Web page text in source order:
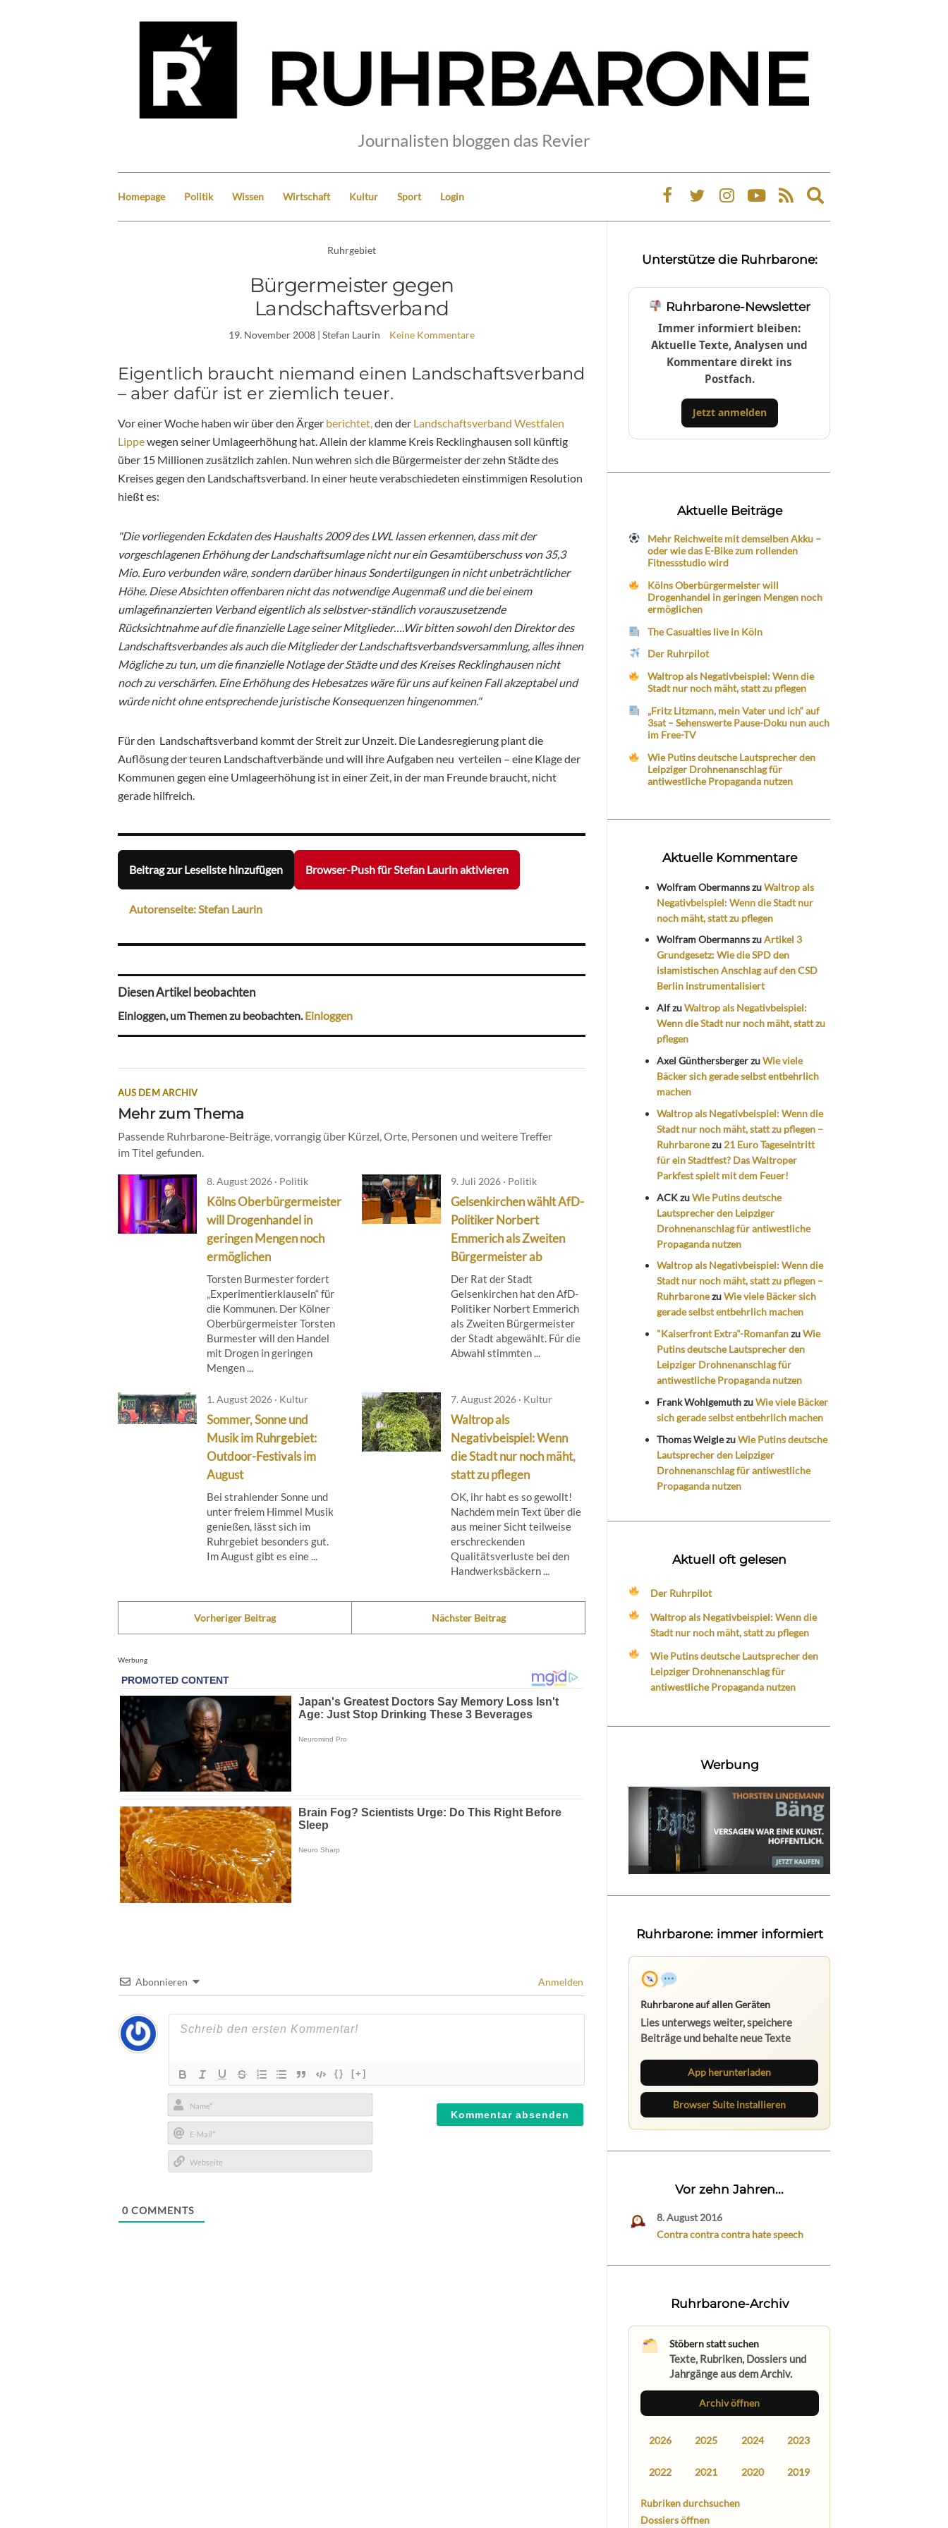
Journalisten bloggen das Revier
Homepage Politik Wissen Wirtschaft Kultur Sport Login
Expand
search
Ruhrgebiet
Bürgermeister gegen
Landschaftsverband
19. November 2008 | Stefan Laurin Keine Kommentare
Eigentlich braucht niemand einen Landschaftsverband
– aber dafür ist er ziemlich teuer.
Vor einer Woche haben wir über den Ärger berichtet, den der Landschaftsverband Westfalen
Lippewegen seiner Umlageerhöhung hat. Allein der klamme Kreis Recklinghausen soll künftig
über 15 Millionen zusätzlich zahlen. Nun wehren sich die Bürgermeister der zehn Städte des
Kreises gegen den Landschaftsverband. In einer heute verabschiedeten einstimmigen Resolution
hießt es:
"Die vorliegenden Eckdaten des Haushalts 2009 des LWL lassen erkennen, dass mit der
vorgeschlagenen Erhöhung der Landschaftsumlage nicht nur ein Gesamtüberschuss von 35,3
Mio. Euro verbunden wäre, sondern darüber hinaus Sondertilgungen in nicht unbeträchtlicher
Höhe. Diese Absichten offenbaren nicht das notwendige Augenmaß und die bei einem
umlagefinanzierten Verband eigentlich als selbstver-ständlich vorauszusetzende
Rücksichtnahme auf die finanzielle Lage seiner Mitglieder….Wir bitten sowohl den Direktor des
Landschaftsverbandes als auch die Mitglieder der Landschaftsverbandsversammlung, alles ihnen
Mögliche zu tun, um die finanzielle Notlage der Städte und des Kreises Recklinghausen nicht
noch zu verschärfen. Eine Erhöhung des Hebesatzes wäre für uns auf keinen Fall akzeptabel und
würde nicht ohne entsprechende juristische Konsequenzen hingenommen."
Für den Landschaftsverband kommt der Streit zur Unzeit. Die Landesregierung plant die
Auflösung der teuren Landschaftverbände und will ihre Aufgaben neu verteilen – eine Klage der
Kommunen gegen eine Umlageerhöhung ist in einer Zeit, in der man Freunde braucht, nicht
gerade hilfreich.
Beitrag zur Leseliste hinzufügen Browser-Push für Stefan Laurin aktivieren
Autorenseite: Stefan Laurin
Diesen Artikel beobachten
Einloggen, um Themen zu beobachten.Einloggen
AUS DEM ARCHIV
Mehr zum Thema
Passende Ruhrbarone-Beiträge, vorrangig über Kürzel, Orte, Personen und weitere Treffer
im Titel gefunden.
8. August 2026 · Politik
Kölns Oberbürgermeister
will Drogenhandel in
geringen Mengen noch
ermöglichen
Torsten Burmester fordert
„Experimentierklauseln“ für
die Kommunen. Der Kölner
Oberbürgermeister Torsten
Burmester will den Handel
mit Drogen in geringen
Mengen ...
9. Juli 2026 · Politik
Gelsenkirchen wählt AfD-
Politiker Norbert
Emmerich als Zweiten
Bürgermeister ab
Der Rat der Stadt
Gelsenkirchen hat den AfD-
Politiker Norbert Emmerich
als Zweiten Bürgermeister
der Stadt abgewählt. Für die
Abwahl stimmten ...
1. August 2026 · Kultur
Sommer, Sonne und
Musik im Ruhrgebiet:
Outdoor-Festivals im
August
Bei strahlender Sonne und
unter freiem Himmel Musik
genießen, lässt sich im
Ruhrgebiet besonders gut.
Im August gibt es eine ...
7. August 2026 · Kultur
Waltrop als
Negativbeispiel: Wenn
die Stadt nur noch mäht,
statt zu pflegen
OK, ihr habt es so gewollt!
Nachdem mein Text über die
aus meiner Sicht teilweise
erschreckenden
Qualitätsverluste bei den
Handwerksbäckern ...
Vorheriger Beitrag Nächster Beitrag
Werbung
Abonnieren Anmelden
{} [+]
Name*
E-
Mail*
0 COMMENTS
Unterstütze die Ruhrbarone:
Ruhrbarone-Newsletter
Immer informiert bleiben:
Aktuelle Texte, Analysen und
Kommentare direkt ins
Postfach.
Jetzt anmelden
Aktuelle Beiträge
Mehr Reichweite mit demselben Akku –
oder wie das E-Bike zum rollenden
Fitnessstudio wird
Kölns Oberbürgermeister will
Drogenhandel in geringen Mengen noch
ermöglichen
The Casualties live in Köln
Der Ruhrpilot
Waltrop als Negativbeispiel: Wenn die
Stadt nur noch mäht, statt zu pflegen
„Fritz Litzmann, mein Vater und ich“ auf
3sat – Sehenswerte Pause-Doku nun auch
im Free-TV
Wie Putins deutsche Lautsprecher den
Leipziger Drohnenanschlag für
antiwestliche Propaganda nutzen
Aktuelle Kommentare
Wolfram ObermannszuWaltrop als
Negativbeispiel: Wenn die Stadt nur
noch mäht, statt zu pflegen
Wolfram ObermannszuArtikel 3
Grundgesetz: Wie die SPD den
islamistischen Anschlag auf den CSD
Berlin instrumentalisiert
AlfzuWaltrop als Negativbeispiel:
Wenn die Stadt nur noch mäht, statt zu
pflegen
Axel GünthersbergerzuWie viele
Bäcker sich gerade selbst entbehrlich
machen
Waltrop als Negativbeispiel: Wenn die
Stadt nur noch mäht, statt zu pflegen –
Ruhrbaronezu 21 Euro Tageseintritt
für ein Stadtfest? Das Waltroper
Parkfest spielt mit dem Feuer!
ACKzuWie Putins deutsche
Lautsprecher den Leipziger
Drohnenanschlag für antiwestliche
Propaganda nutzen
Waltrop als Negativbeispiel: Wenn die
Stadt nur noch mäht, statt zu pflegen –
RuhrbaronezuWie viele Bäcker sich
gerade selbst entbehrlich machen
"Kaiserfront Extra"-RomanfanzuWie
Putins deutsche Lautsprecher den
Leipziger Drohnenanschlag für
antiwestliche Propaganda nutzen
Frank WohlgemuthzuWie viele Bäcker
sich gerade selbst entbehrlich machen
Thomas WeiglezuWie Putins deutsche
Lautsprecher den Leipziger
Drohnenanschlag für antiwestliche
Propaganda nutzen
Aktuell oft gelesen
Der Ruhrpilot
Waltrop als Negativbeispiel: Wenn die
Stadt nur noch mäht, statt zu pflegen
Wie Putins deutsche Lautsprecher den
Leipziger Drohnenanschlag für
antiwestliche Propaganda nutzen
Werbung
Ruhrbarone: immer informiert
Ruhrbarone auf allen Geräten
Lies unterwegs weiter, speichere
Beiträge und behalte neue Texte
App herunterladen
Browser Suite installieren
Vor zehn Jahren...
8. August 2016
Contra contra contra hate speech
Ruhrbarone-Archiv
Stöbern statt suchen
Texte, Rubriken, Dossiers und
Jahrgänge aus dem Archiv.
Archiv öffnen
2026 2025 2024 2023
2022 2021 2020 2019
Rubriken durchsuchen
Dossiers öffnen